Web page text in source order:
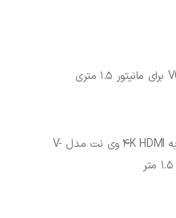
کابل DisplayPort به 4K HDMI وی نت مدل V-